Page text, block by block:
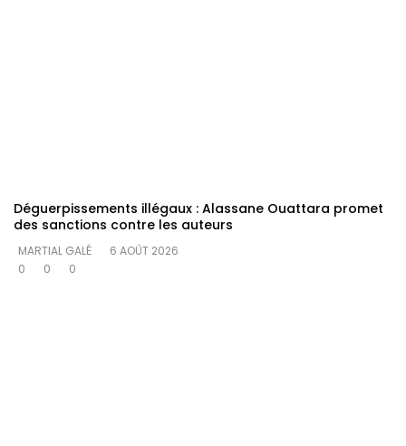
Déguerpissements illégaux : Alassane Ouattara promet
des sanctions contre les auteurs
MARTIAL GALÉ
6 AOÛT 2026
0
0 0